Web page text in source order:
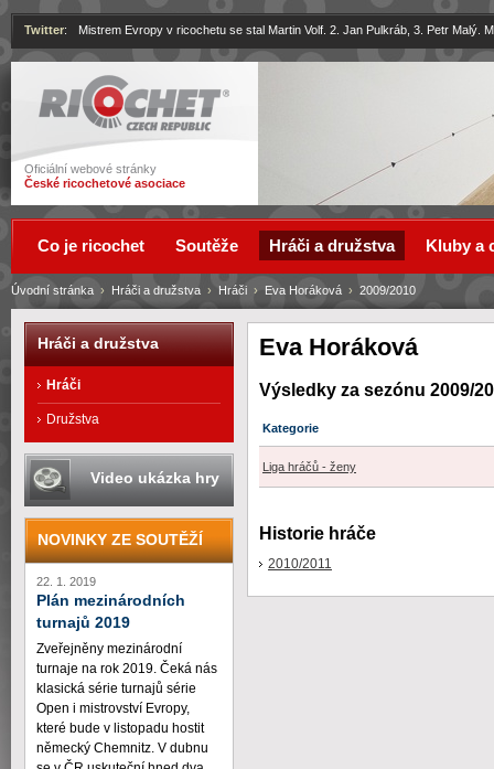
Ricochet
Oficiální webové stránky
České ricochetové asociace
Twitter: Mistrem Evropy v ricochetu se stal Martin Volf. 2. Jan Pulkráb, 3. Petr Malý.
Eva Horáková
Výsledky za sezónu 2009/
Kategorie
Liga hráčů - ženy
Historie hráče
2010/2011
Úvodní stránka › Hráči a družstva › Hráči › Eva Horáková › 2009/2010
Co je ricochet Soutěže Hráči a družstva Kluby a
Hráči a družstva
Hráči
Družstva
Video ukázka hry
NOVINKY ZE SOUTĚŽÍ
22. 1. 2019
Plán mezinárodních
turnajů 2019
Zveřejněny mezinárodní
turnaje na rok 2019. Čeká nás
klasická série turnajů série
Open i mistrovství Evropy,
které bude v listopadu hostit
německý Chemnitz. V dubnu